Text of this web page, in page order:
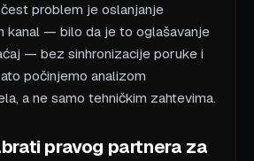
problem je oslanjanje
kanal — bilo da je to oglašavanje
— bez sinhronizacije poruke i
počinjemo analizom
a ne samo tehničkim zahtevima.
pravog partnera za